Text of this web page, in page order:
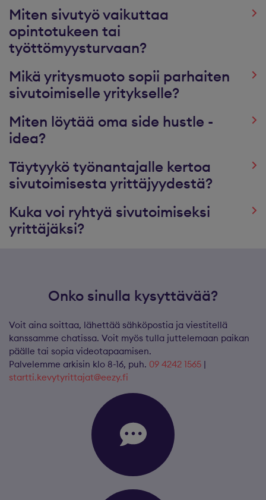
Miten sivutyö vaikuttaa
opintotukeen tai
työttömyysturvaan?
Mikä yritysmuoto sopii parhaiten
sivutoimiselle yritykselle?
Miten löytää oma side hustle -
idea?
Täytyykö työnantajalle kertoa
sivutoimisesta yrittäjyydestä?
Kuka voi ryhtyä sivutoimiseksi
yrittäjäksi?
Onko sinulla kysyttävää?
Voit aina soittaa, lähettää sähköpostia ja viestitellä
kanssamme chatissa. Voit myös tulla juttelemaan paikan
päälle tai sopia videotapaamisen.
Palvelemme arkisin klo 8-16, puh. 09 4242 1565 |
startti.kevytyrittajat@eezy.fi